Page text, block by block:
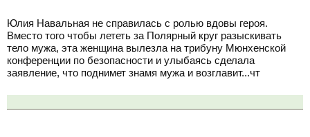
Юлия Навальная не справилась с ролью вдовы героя.
Вместо того чтобы лететь за Полярный круг разыскивать
тело мужа, эта женщина вылезла на трибуну Мюнхенской
конференции по безопасности и улыбаясь сделала
заявление, что поднимет знамя мужа и возглавит...чт